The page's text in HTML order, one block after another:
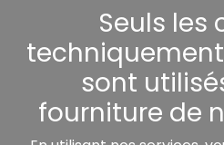
Nos partenaires:
Seuls les
sont
fourniture de